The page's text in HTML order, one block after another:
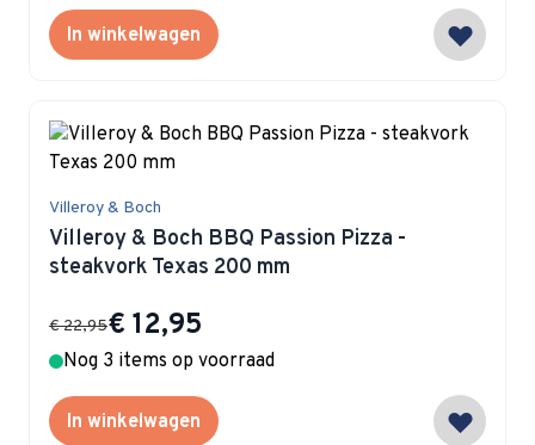
In winkelwagen
Villeroy & Boch
Villeroy & Boch BBQ Passion Pizza -
steakvork Texas 200 mm
Special Price
€ 12,95
€ 22,95
Nog 3 items op voorraad
In winkelwagen